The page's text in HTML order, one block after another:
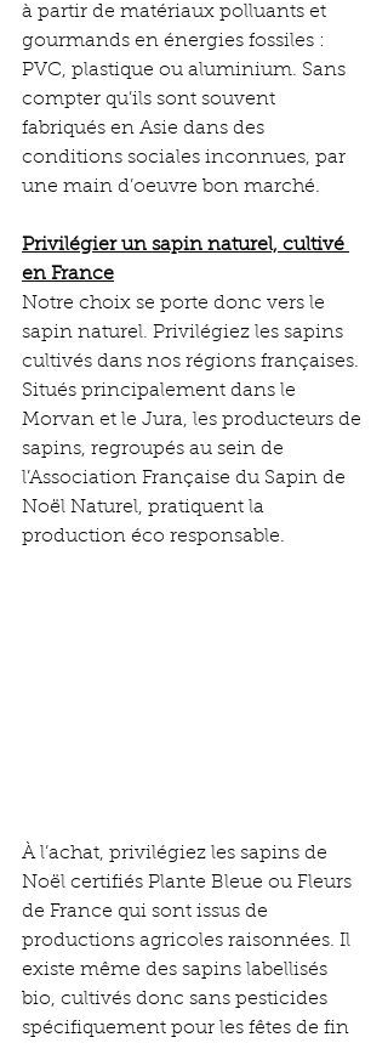
à partir de matériaux polluants et
gourmands en énergies fossiles :
PVC, plastique ou aluminium. Sans
compter qu’ils sont souvent
fabriqués en Asie dans des
conditions sociales inconnues, par
une main d’oeuvre bon marché.
Privilégier un sapin naturel, cultivé
en France
Notre choix se porte donc vers le
sapin naturel. Privilégiez les sapins
cultivés dans nos régions françaises.
Situés principalement dans le
Morvan et le Jura, les producteurs de
sapins, regroupés au sein de
l’Association Française du Sapin de
Noël Naturel, pratiquent la
production éco responsable.
À l’achat, privilégiez les sapins de
Noël certifiés Plante Bleue ou Fleurs
de France qui sont issus de
productions agricoles raisonnées. Il
existe même des sapins labellisés
bio, cultivés donc sans pesticides
spécifiquement pour les fêtes de fin